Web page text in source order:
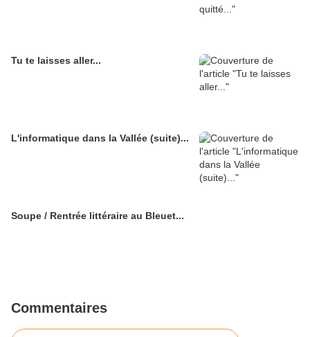
Tu te laisses aller...
L'informatique dans la Vallée (suite)...
Soupe / Rentrée littéraire au Bleuet...
Commentaires